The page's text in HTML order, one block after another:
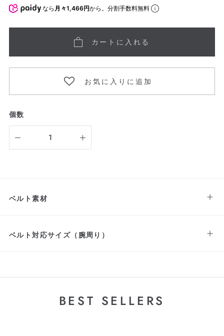
なら 月々1,466円から。分割手数料無料
カートに入れる
お気に入りに追加
個数
ベルト素材
ベルト対応サイズ（腕周り）
BEST SELLERS